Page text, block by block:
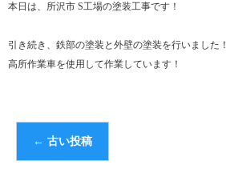
本日は、所沢市 S工場の塗装工事です！
引き続き、鉄部の塗装と外壁の塗装を行いました！
高所作業車を使用して作業しています！
← 古い投稿